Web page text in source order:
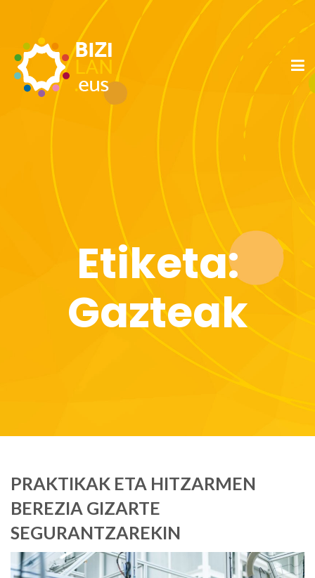
Etiketa:
Gazteak
PRAKTIKAK ETA HITZARMEN
BEREZIA GIZARTE
SEGURANTZAREKIN